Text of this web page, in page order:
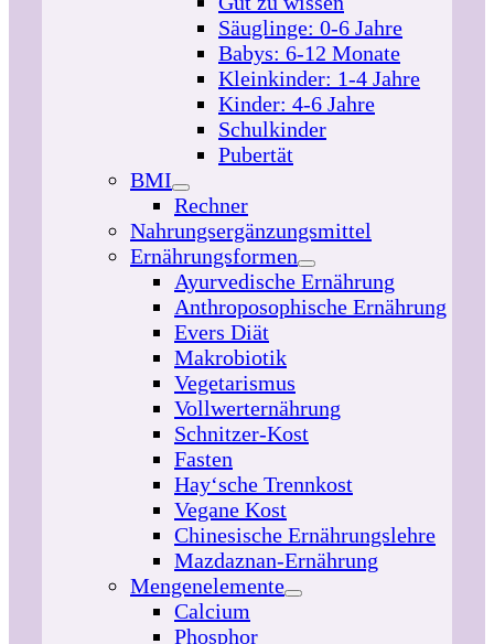
Säuglinge: 0-6 Jahre
Babys: 6-12 Monate
Kleinkinder: 1-4 Jahre
Kinder: 4-6 Jahre
Schulkinder
Pubertät
BMI
Rechner
Nahrungsergänzungsmittel
Ernährungsformen
Ayurvedische Ernährung
Anthroposophische Ernährung
Evers Diät
Makrobiotik
Vegetarismus
Vollwerternährung
Schnitzer-Kost
Fasten
Hay‘sche Trennkost
Vegane Kost
Chinesische Ernährungslehre
Mazdaznan-Ernährung
Mengenelemente
Calcium
Phosphor